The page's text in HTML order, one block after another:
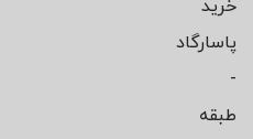
خرید
پاسارگاد
-
طبقه